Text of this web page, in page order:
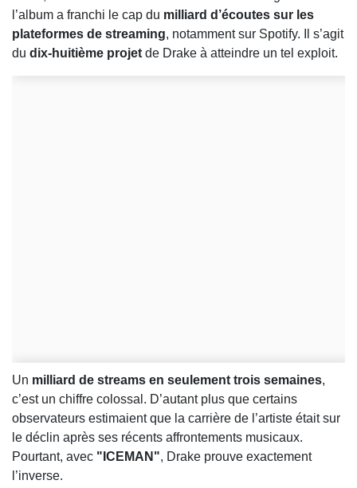
l’album a franchi le cap du milliard d’écoutes sur les
plateformes de streaming, notamment sur Spotify. Il s’agit
du dix-huitième projet de Drake à atteindre un tel exploit.
Un milliard de streams en seulement trois semaines,
c’est un chiffre colossal. D’autant plus que certains
observateurs estimaient que la carrière de l’artiste était sur
le déclin après ses récents affrontements musicaux.
Pourtant, avec "ICEMAN", Drake prouve exactement
l’inverse.